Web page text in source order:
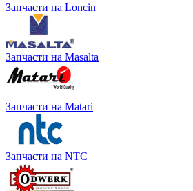
Запчасти на Loncin
Запчасти на Masalta
Запчасти на Matari
Запчасти на NTC